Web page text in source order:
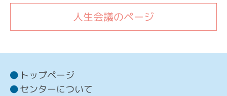
人生会議のページ
トップページ
センターについて